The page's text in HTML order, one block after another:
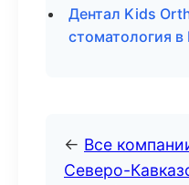
Дентал Kids
стоматология
← Все
Северо-